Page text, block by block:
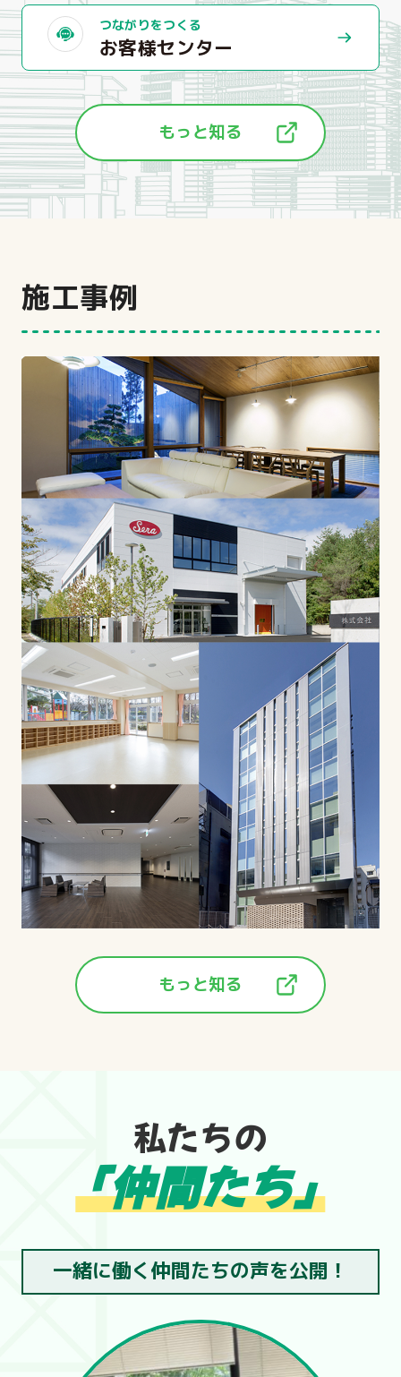
つながりをつくる
お客様センター
もっと知る
施工事例
もっと知る
私たちの
「仲間たち」
一緒に働く仲間たちの声を公開！